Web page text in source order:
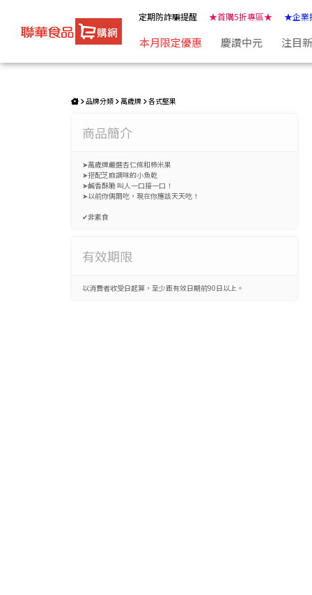
定期防詐騙提醒 ★首購5折專區★ ★企業
本月限定優惠 慶讚中元 注目
品牌分類 萬歲牌 各式堅果
商品簡介
➤萬歲牌嚴選杏仁條和柿米果
➤搭配芝麻調味的小魚乾
➤鹹香酥脆 叫人一口接一口！
➤以前你偶爾吃，現在你應該天天吃！
✔非素食
有效期限
以消費者收受日起算，至少距有效日期前90日以上。